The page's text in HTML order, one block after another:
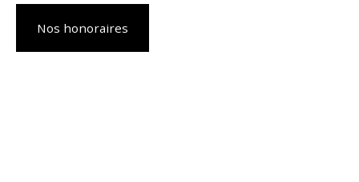
Nos honoraires